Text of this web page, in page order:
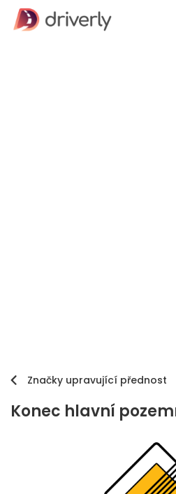
Značky upravující přednost
Konec hlavní